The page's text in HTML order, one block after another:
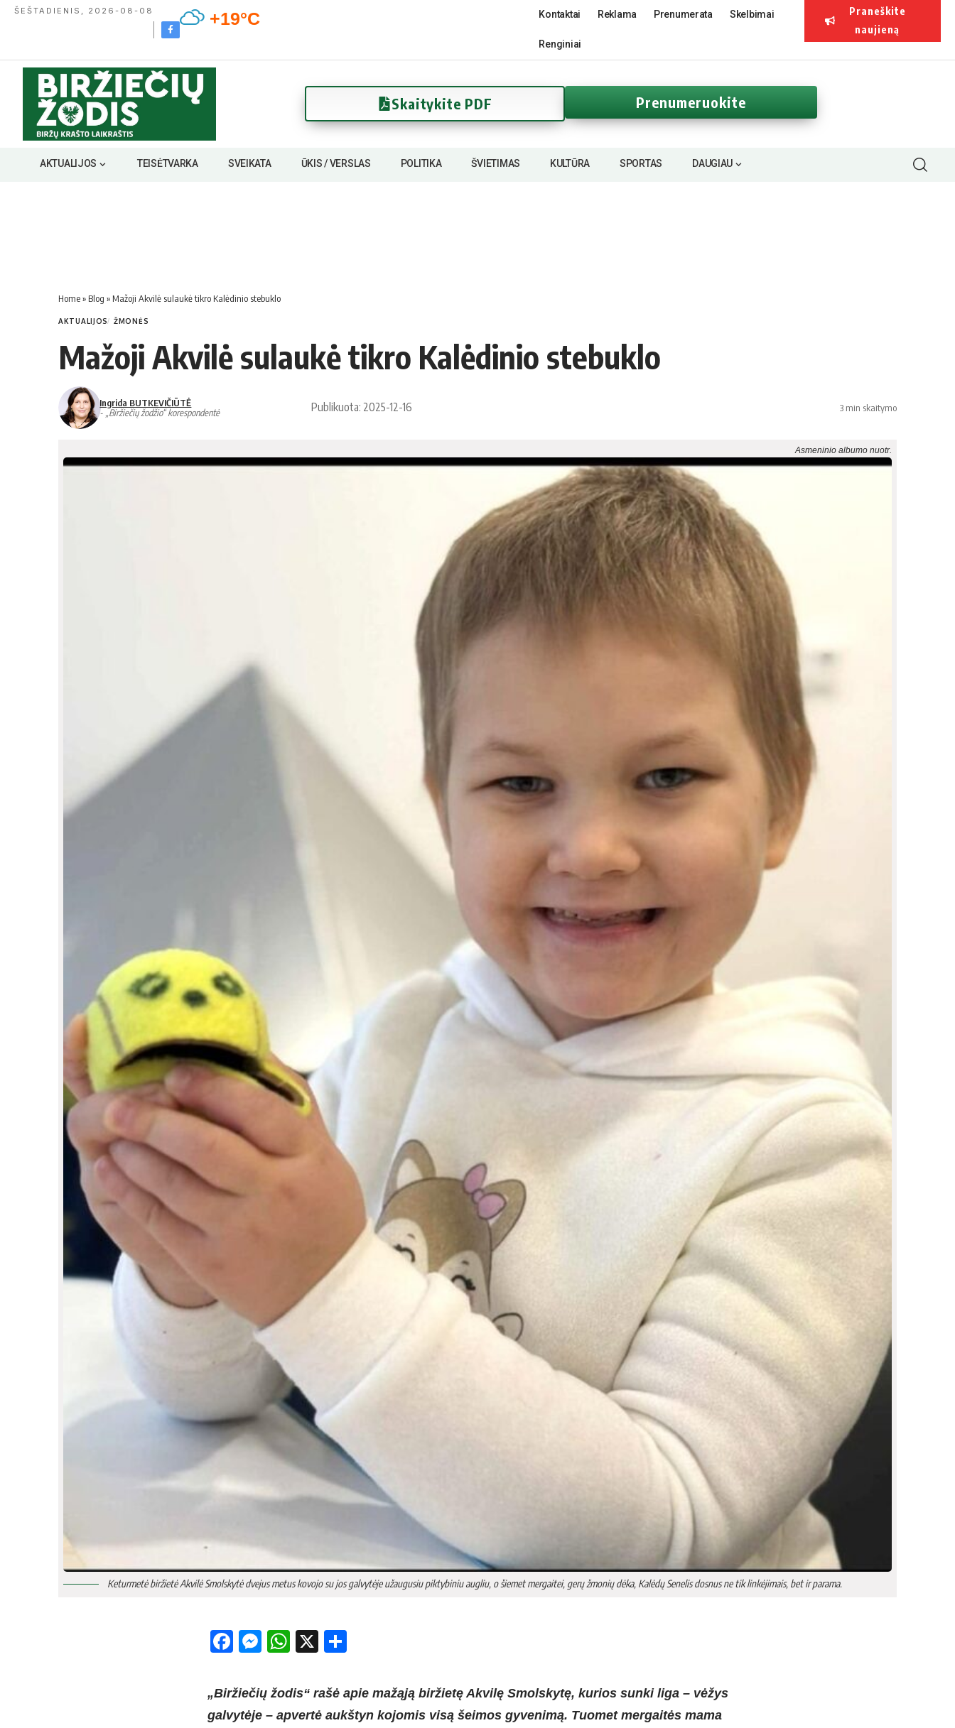
ŠEŠTADIENIS, 2026-08-08 +19°C Kontaktai Reklama Prenumerata Skelbimai
Renginiai
Praneškite
naujieną
Skaitykite PDF Prenumeruokite
AKTUALIJOS TEISĖTVARKA SVEIKATA ŪKIS / VERSLAS POLITIKA ŠVIETIMAS KULTŪRA SPORTAS DAUGIAU
Home» Blog » Mažoji Akvilė sulaukė tikro Kalėdinio stebuklo
AKTUALIJOS ŽMONĖS
Mažoji Akvilė sulaukė tikro Kalėdinio stebuklo
Ingrida BUTKEVIČIŪTĖ
- „Biržiečių žodžio“ korespondentė
Publikuota: 2025-12-16 3 min skaitymo
Asmeninio albumo nuotr.
Keturmetė biržietė Akvilė Smolskytė dvejus metus kovojo su jos galvytėje užaugusiu piktybiniu augliu, o šiemet mergaitei, gerų žmonių dėka, Kalėdų Senelis dosnus ne tik linkėjimais, bet ir parama.
Facebook
Messenger
WhatsApp
X
„Biržiečių žodis“ rašė apie mažąją biržietę Akvilę Smolskytę, kurios sunki liga – vėžys
galvytėje – apvertė aukštyn kojomis visą šeimos gyvenimą. Tuomet mergaitės mama